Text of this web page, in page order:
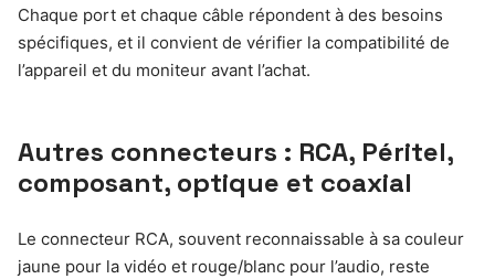
Chaque port et chaque câble répondent à des besoins
spécifiques, et il convient de vérifier la compatibilité de
l’appareil et du moniteur avant l’achat.
Autres connecteurs : RCA, Péritel,
composant, optique et coaxial
Le connecteur RCA, souvent reconnaissable à sa couleur
jaune pour la vidéo et rouge/blanc pour l’audio, reste